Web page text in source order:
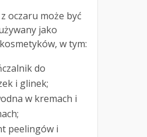
oczaru może być
jako
w tym:
do
i glinek;
w kremach i
peelingów i